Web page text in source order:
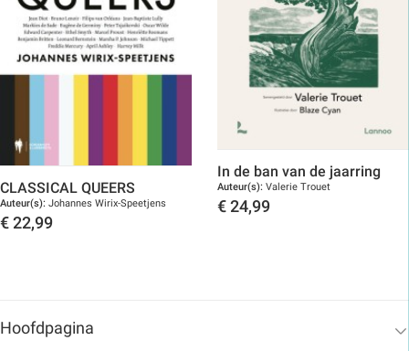
CLASSICAL QUEERS
Auteur(s): Johannes Wirix-Speetjens
€ 22,99
In de ban van de jaarring
Auteur(s): Valerie Trouet
€ 24,99
Hoofdpagina